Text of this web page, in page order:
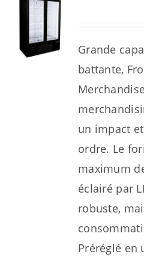
Grande
battante,
un impact
ordre. Le
maximum
éclairé par
robuste,
Préréglé en